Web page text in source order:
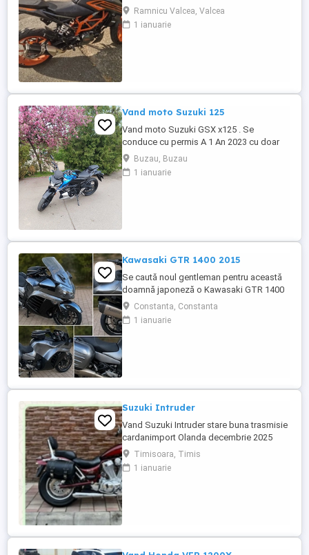
ideală pentru începători sau pentru oraș.
Fără daune, lovituri!
Ramnicu Valcea, Valcea
1 ianuarie
Vand moto Suzuki 125
Vand moto Suzuki GSX x125 . Se
conduce cu permis A 1 An 2023 cu doar
5000km Stare impecabila , fara cazaturi
ITP valabil pana in noiembrie 2027 Revizii
si schimb de ulei in service autorizat
Buzau, Buzau
1 ianuarie
Kawasaki GTR 1400 2015
Se caută noul gentleman pentru această
doamnă japoneză o Kawasaki GTR 1400
care încă întoarce priviri și iubește
kilometrii. A fost răsfățată, întreținută la
timp și tratată cu respect. O dau doar
Constanta, Constanta
1 ianuarie
Suzuki Intruder
Vand Suzuki Intruder stare buna trasmisie
cardanimport Olanda decembrie 2025
inmatriculat RO IN FEBRUARIE Nu raspund
la mesaje.Schimb cu ATV plus sau minus
diferenta
Timisoara, Timis
1 ianuarie